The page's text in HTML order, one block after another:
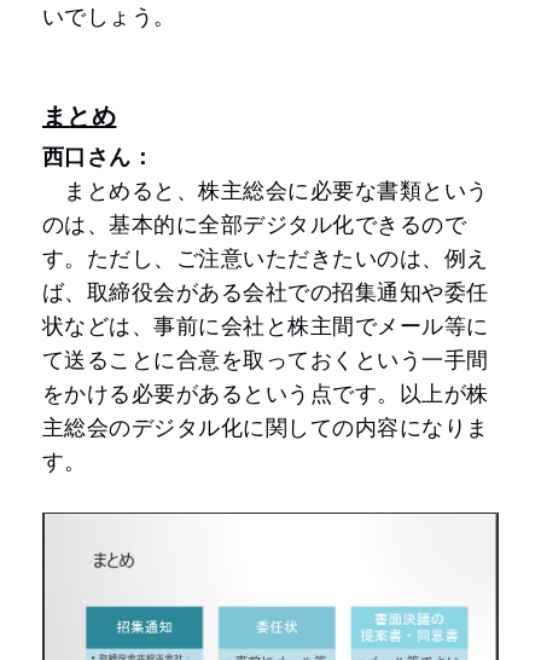
いでしょう。
まとめ
西口さん：
まとめると、株主総会に必要な書類という
のは、基本的に全部デジタル化できるので
す。ただし、ご注意いただきたいのは、例え
ば、取締役会がある会社での招集通知や委任
状などは、事前に会社と株主間でメール等に
て送ることに合意を取っておくという一手間
をかける必要があるという点です。以上が株
主総会のデジタル化に関しての内容になりま
す。